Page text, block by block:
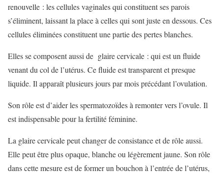
renouvelle : les cellules vaginales qui constituent ses parois
s’éliminent, laissant la place à celles qui sont juste en dessous. Ces
cellules éliminées constituent une partie des pertes blanches.
Elles se composent aussi de glaire cervicale : qui est un fluide
venant du col de l’utérus. Ce fluide est transparent et presque
liquide. Il apparaît plusieurs jours par mois précédant l’ovulation.
Son rôle est d’aider les spermatozoïdes à remonter vers l’ovule. Il
est indispensable pour la fertilité féminine.
La glaire cervicale peut changer de consistance et de rôle aussi.
Elle peut être plus opaque, blanche ou légèrement jaune. Son rôle
dans cette mesure est de former un bouchon à l’entrée de l’utérus,